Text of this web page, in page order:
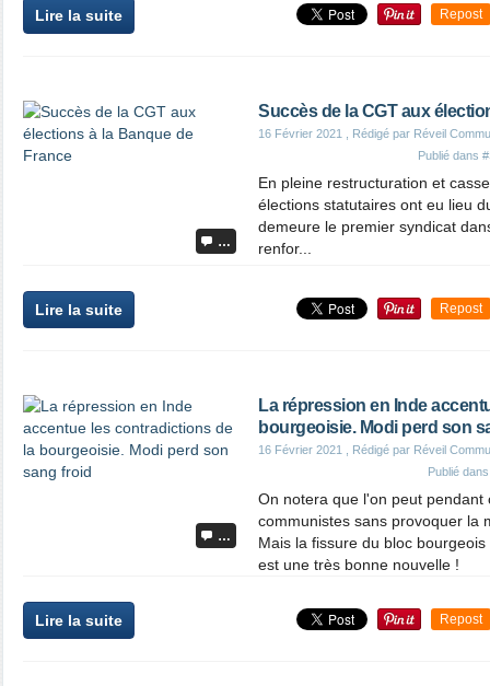
Lire la suite Repost
…
Succès de la CGT aux
16 Février 2021
, Rédigé par Réveil
Publié dans
En pleine restructuration et
élections statutaires ont eu lieu
demeure le premier syndicat
renfor...
Lire la suite Repost
…
La répression en Inde
bourgeoisie. Modi perd son
16 Février 2021
, Rédigé par Réveil
Publié
On notera que l'on peut
communistes sans provoquer la
Mais la fissure du bloc
est une très bonne nouvelle !
Lire la suite Repost